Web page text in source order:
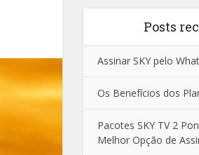
Posts
Assinar SKY pelo
Os Benefícios dos
Pacotes SKY TV 2
Melhor Opção de